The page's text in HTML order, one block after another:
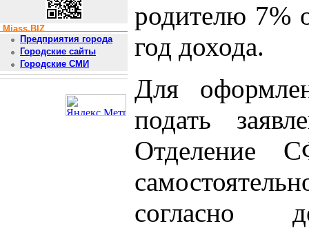
Miass.BIZ
Предприятия города
Городские сайты
Городские СМИ
родителю 7%
год дохода.
Для
подать
Отделение
согласно